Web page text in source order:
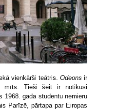
vienkārši teātris. Odeons ir
mīts. Tieši šeit ir notikusi
1968. gada studentu nemieru
Parīzē, pārtapa par Eiropas